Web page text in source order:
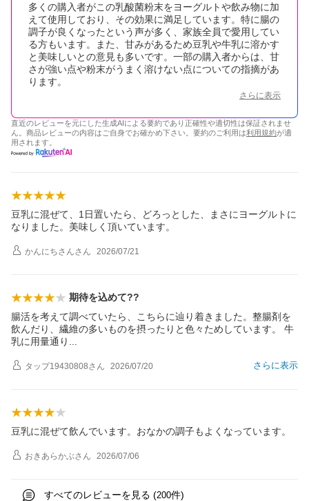
多くの購入者がこの乳酸菌粉末をヨーグルトや飲み物に加
えて使用しており、その効果に満足しています。特に腸の
調子が良くなったという声が多く、家族全員で愛用してい
る方もいます。また、甘みがあるため豆乳や牛乳に溶かす
と美味しいとの意見も多いです。一部の購入者からは、甘
さが強い点や粉末がうまく溶けない点についての指摘があ
ります。
さらに表示
直近のレビューを元にした生成AIによる要約であり正確性や適切性は保証されませ
ん。商品レビューの内容はご自身でお確かめ下さい。要約のご利用は利用規約が適
用されます。
豆乳に混ぜて、1日置いたら、どろっとした、まさにヨーグルトに
なりました。美味しく頂いています。
かんにちさんさん 2026/07/21
期待を込めて??
腸活を考えて調べていたら、こちらに辿り着きました。整腸剤を
飲んだり、繊維の多いものを摂ったりと色々ためしています。 牛
乳に用量通 り
さらに表示
タップ19430808さん 2026/07/20
豆乳に混ぜて飲んでいます。おなかの調子もよくなっています。
おきあらかぶさん 2026/07/06
すべてのレビューを見る (200件)